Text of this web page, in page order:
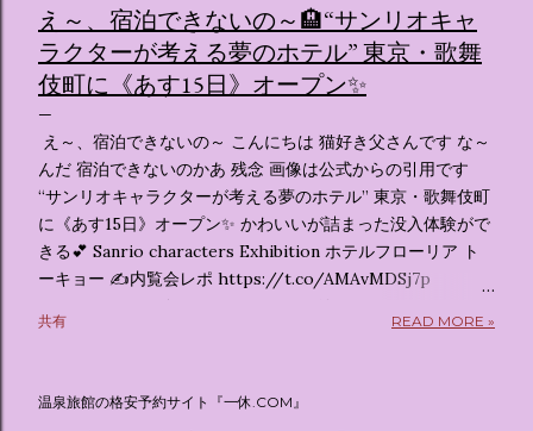
え～、宿泊できないの～🏨“サンリオキャ
ラクターが考える夢のホテル” 東京・歌舞
伎町に《あす15日》オープン✨️
え～、宿泊できないの～ こんにちは 猫好き父さんです な～
んだ 宿泊できないのかあ 残念 画像は公式からの引用です
“サンリオキャラクターが考える夢のホテル” 東京・歌舞伎町
に《あす15日》オープン✨️ かわいいが詰まった没入体験がで
きる💕 Sanrio characters Exhibition ホテルフローリア ト
ーキョー ✍️内覧会レポ https://t.co/AMAvMDSj7p
pic.twitter.com/sKx7uXeXHW — オリコンニュース
(@oricon) July 14, 2026 ホテルフローリア トーキョー
はなく、2026年7月15日から東京・新宿でスタートする サン
共有 READ MORE »
温泉旅館の格安予約サイト『一休.COM』